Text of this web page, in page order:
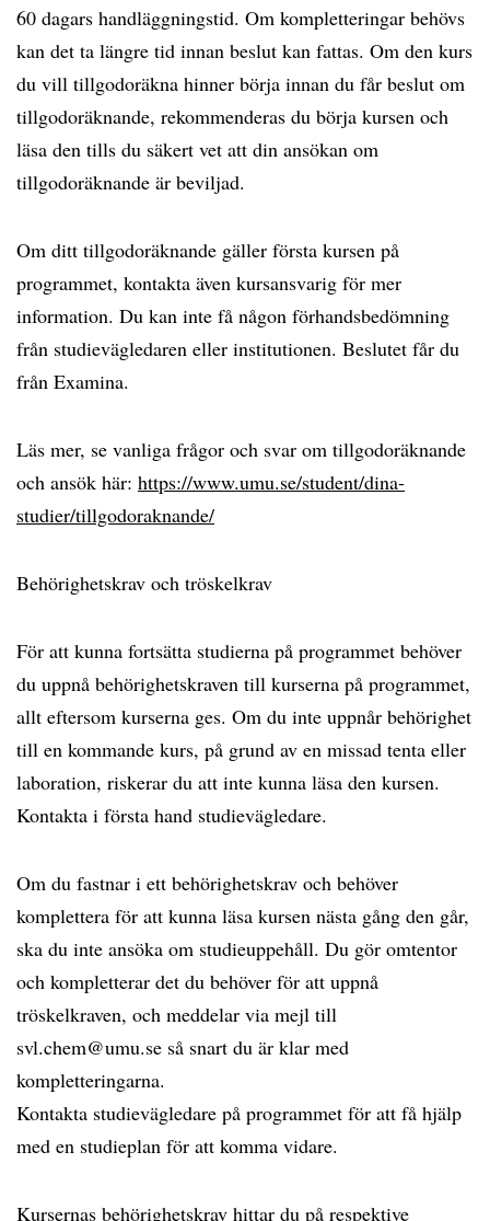
60 dagars handläggningstid. Om kompletteringar behövs
kan det ta längre tid innan beslut kan fattas. Om den kurs
du vill tillgodoräkna hinner börja innan du får beslut om
tillgodoräknande, rekommenderas du börja kursen och
läsa den tills du säkert vet att din ansökan om
tillgodoräknande är beviljad.
Om ditt tillgodoräknande gäller första kursen på
programmet, kontakta även kursansvarig för mer
information. Du kan inte få någon förhandsbedömning
från studievägledaren eller institutionen. Beslutet får du
från Examina.
Läs mer, se vanliga frågor och svar om tillgodoräknande
och ansök här: https://www.umu.se/student/dina-
studier/tillgodoraknande/
Behörighetskrav och tröskelkrav
För att kunna fortsätta studierna på programmet behöver
du uppnå behörighetskraven till kurserna på programmet,
allt eftersom kurserna ges. Om du inte uppnår behörighet
till en kommande kurs, på grund av en missad tenta eller
laboration, riskerar du att inte kunna läsa den kursen.
Kontakta i första hand studievägledare.
Om du fastnar i ett behörighetskrav och behöver
komplettera för att kunna läsa kursen nästa gång den går,
ska du inte ansöka om studieuppehåll. Du gör omtentor
och kompletterar det du behöver för att uppnå
tröskelkraven, och meddelar via mejl till
svl.chem@umu.se så snart du är klar med
kompletteringarna.
Kontakta studievägledare på programmet för att få hjälp
med en studieplan för att komma vidare.
Kursernas behörighetskrav hittar du på respektive